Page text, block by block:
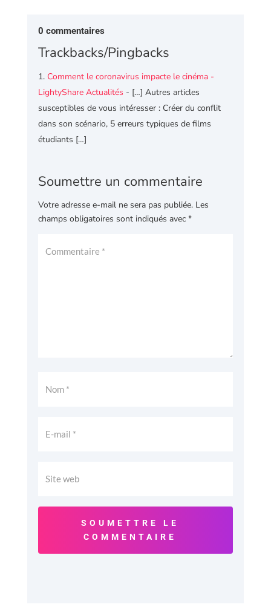
0 commentaires
Trackbacks/Pingbacks
Comment le coronavirus impacte le cinéma -
LightyShare Actualités - […] Autres articles
susceptibles de vous intéresser : Créer du conflit
dans son scénario, 5 erreurs typiques de films
étudiants […]
Soumettre un commentaire
Votre adresse e-mail ne sera pas publiée. Les
champs obligatoires sont indiqués avec *
SOUMETTRE LE
COMMENTAIRE